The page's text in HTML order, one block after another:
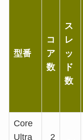
型番
コ
ア
数
ス
レ
ッ
ド
数
Core
Ultra
2